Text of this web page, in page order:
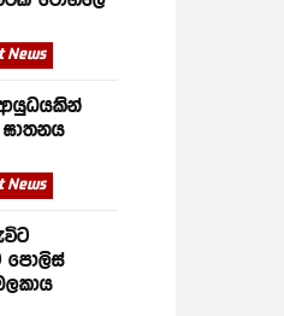
News
News
පොලිස්